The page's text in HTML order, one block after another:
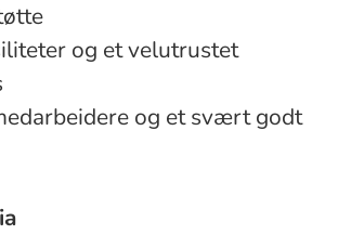
og et velutrustet
og et svært godt